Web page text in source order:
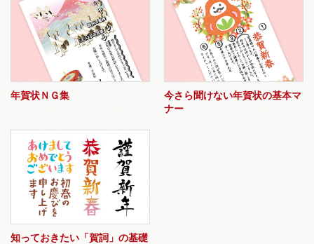
年賀状ＮＧ集
今さら聞けない年賀状の基本マ
ナー
知っておきたい「賀詞」の基礎